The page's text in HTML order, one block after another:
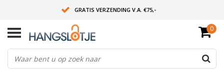
GRATIS VERZENDING V.A. €75,-
OP WERKDAGEN VOOR 15:00 BESTELD? VOLGENDE DAG OP SLOT!
ALLES UIT VOORRAAD
0
Home/ Cijfer-slot 20mm Rood-Blauw-Grijs-Zwart